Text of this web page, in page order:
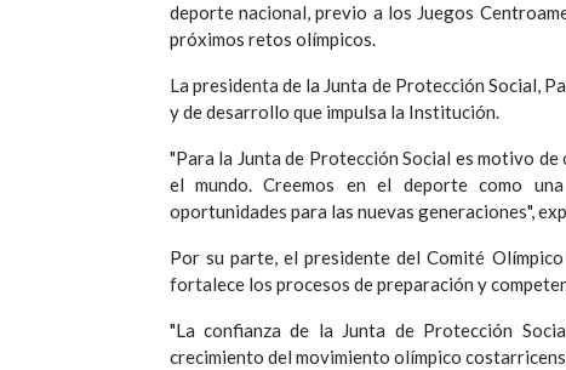
deporte nacional, previo a los Juegos
próximos retos olímpicos.
La presidenta de la Junta de Protección Social,
y de desarrollo que impulsa la Institución.
"Para la Junta de Protección Social es motivo
el mundo. Creemos en el deporte como
oportunidades para las nuevas generaciones",
Por su parte, el presidente del Comité
fortalece los procesos de preparación y
"La confianza de la Junta de Protección
crecimiento del movimiento olímpico